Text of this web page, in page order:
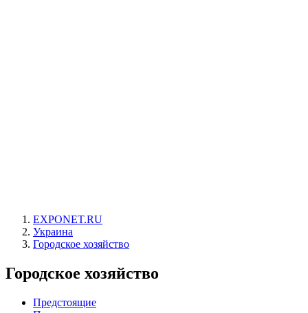
EXPONET.RU
Украина
Городское хозяйство
Городское хозяйство
Предстоящие